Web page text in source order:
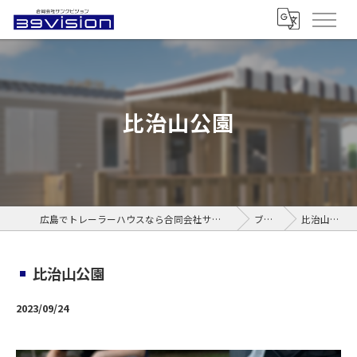
比治山公園
広島でトレーラーハウスなら合同会社サンクビジョン ブログ 比治山公園
比治山公園
2023/09/24